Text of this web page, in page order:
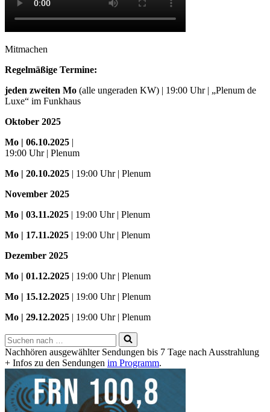
Mitmachen
Regelmäßige Termine:
jeden zweiten Mo (alle ungeraden KW) | 19:00 Uhr | „Plenum de
Luxe“ im Funkhaus
Oktober 2025
Mo | 06.10.2025 |
19:00 Uhr | Plenum
Mo | 20.10.2025 | 19:00 Uhr | Plenum
November 2025
Mo | 03.11.2025 | 19:00 Uhr | Plenum
Mo | 17.11.2025 | 19:00 Uhr | Plenum
Dezember 2025
Mo | 01.12.2025 | 19:00 Uhr | Plenum
Mo | 15.12.2025 | 19:00 Uhr | Plenum
Mo | 29.12.2025 | 19:00 Uhr | Plenum
Suchen
nach …
Nachhören ausgewählter Sendungen bis 7 Tage nach Ausstrahlung
+ Infos zu den Sendungen im Programm.